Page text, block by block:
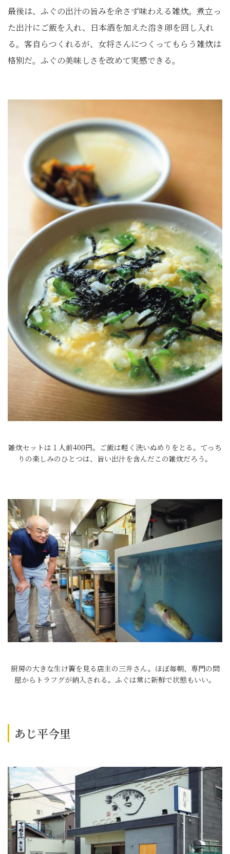
最後は、ふぐの出汁の旨みを余さず味わえる雑炊。煮立っ
た出汁にご飯を入れ、日本酒を加えた溶き卵を回し入れ
る。客自らつくれるが、女将さんにつくってもらう雑炊は
格別だ。ふぐの美味しさを改めて実感できる。
雑炊セットは１人前400円。ご飯は軽く洗いぬめりをとる。てっち
りの楽しみのひとつは、旨い出汁を含んだこの雑炊だろう。
厨房の大きな生け簀を見る店主の三井さん。ほぼ毎朝、専門の問
屋からトラフグが納入される。ふぐは常に新鮮で状態もいい。
あじ平今里